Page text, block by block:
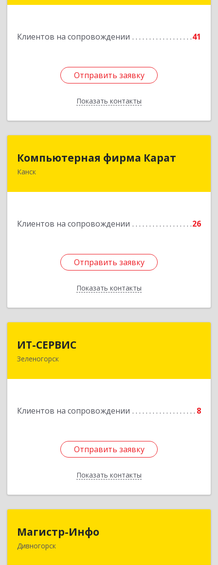
Клиентов на сопровождении 41
Отправить заявку
Показать контакты
Отправить заявку
Назад
Компьютерная фирма Карат
Канск
Клиентов на сопровождении 26
Отправить заявку
Показать контакты
Компьютерная фирма Карат
Отправить заявку
Назад
ИТ-СЕРВИС
Зеленогорск
Клиентов на сопровождении 8
Отправить заявку
Показать контакты
663690, Красноярский край, Зеленогорск г,
Отправить заявку
Назад
Магистр-Инфо
Дивногорск663090 Красноярский край Дивногорск г